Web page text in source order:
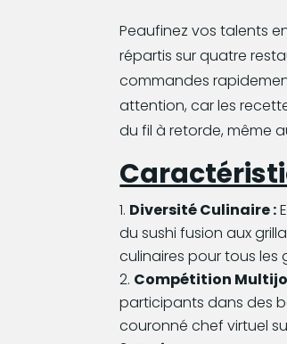
Peaufinez vos talents
répartis sur quatre
commandes
attention, car les
du fil à retorde, même
Diversité Culinaire :
du sushi fusion aux
culinaires pour tous les
Compétition
participants dans des
couronné chef virtuel